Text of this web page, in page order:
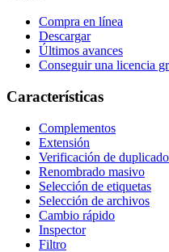
Compra en línea
Descargar
Últimos avances
Conseguir una licencia
Características
Complementos
Extensión
Verificación de
Renombrado masivo
Selección de etiquetas
Selección de archivos
Cambio rápido
Inspector
Filtro